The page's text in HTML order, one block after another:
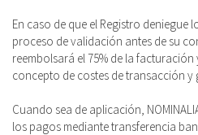
En caso de que el Registro
proceso de validación antes de su
reembolsará el 75% de la
concepto de costes de transacción y
Cuando sea de aplicación,
los pagos mediante transferencia